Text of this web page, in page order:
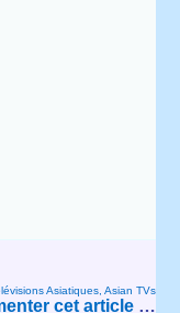
Asiatiques, Asian TVs
cet article …